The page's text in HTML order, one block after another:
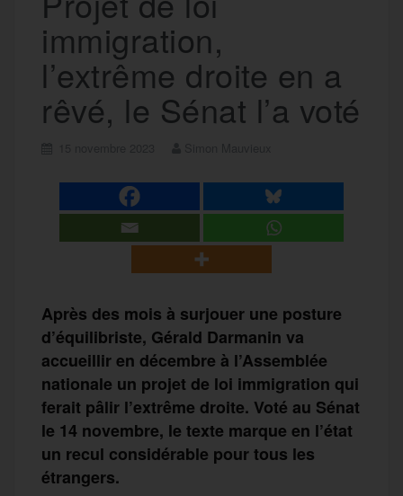
immigration,
l’extrême droite en a
rêvé, le Sénat l’a voté
Après des mois à surjouer une posture
d’équilibriste, Gérald Darmanin va
accueillir en décembre à l’Assemblée
nationale un projet de loi immigration qui
ferait pâlir l’extrême droite. Voté au Sénat
le 14 novembre, le texte marque en l’état
un recul considérable pour tous les
étrangers.